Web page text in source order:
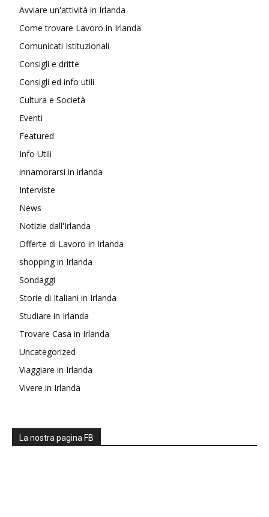
Avviare un'attività in Irlanda
Come trovare Lavoro in Irlanda
Comunicati Istituzionali
Consigli e dritte
Consigli ed info utili
Cultura e Società
Eventi
Featured
Info Utili
innamorarsi in irlanda
Interviste
News
Notizie dall'Irlanda
Offerte di Lavoro in Irlanda
shopping in Irlanda
Sondaggi
Storie di Italiani in Irlanda
Studiare in Irlanda
Trovare Casa in Irlanda
Uncategorized
Viaggiare in Irlanda
Vivere in Irlanda
La nostra pagina FB